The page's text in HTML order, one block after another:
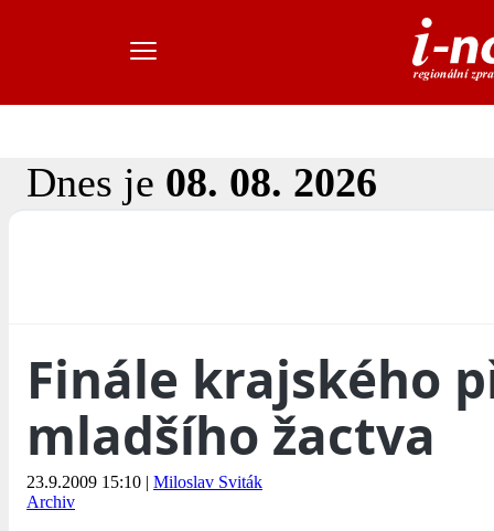
Dnes je 08. 08. 2026
Finále krajského
mladšího žactva
23.9.2009 15:10 | Miloslav Sviták
Archiv